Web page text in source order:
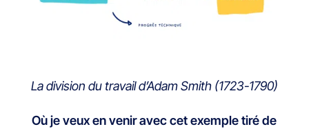
La division du travail d’Adam Smith (1723-1790)
Où je veux en venir avec cet exemple tiré de